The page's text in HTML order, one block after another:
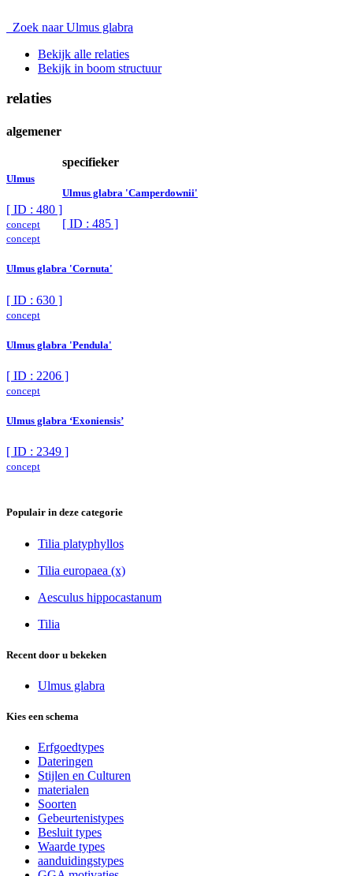
Zoek naar Ulmus glabra
Bekijk alle relaties
Bekijk in boom structuur
relaties
algemener
Ulmus
[ ID : 480 ]
concept
specifieker
Ulmus glabra 'Camperdownii'
[ ID : 485 ]
concept
Ulmus glabra 'Cornuta'
[ ID : 630 ]
concept
Ulmus glabra 'Pendula'
[ ID : 2206 ]
concept
Ulmus glabra ‘Exoniensis’
[ ID : 2349 ]
concept
Populair in deze categorie
Tilia platyphyllos
Tilia europaea (x)
Aesculus hippocastanum
Tilia
Recent door u bekeken
Ulmus glabra
Kies een schema
Erfgoedtypes
Dateringen
Stijlen en Culturen
materialen
Soorten
Gebeurtenistypes
Besluit types
Waarde types
aanduidingstypes